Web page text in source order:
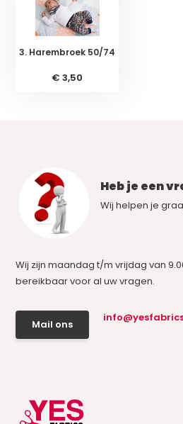
3. Harembroek 50/74
€ 3,50
Heb je een
Wij helpen je
Wij zijn maandag t/m vrijdag van
bereikbaar voor al uw vragen.
Mail ons